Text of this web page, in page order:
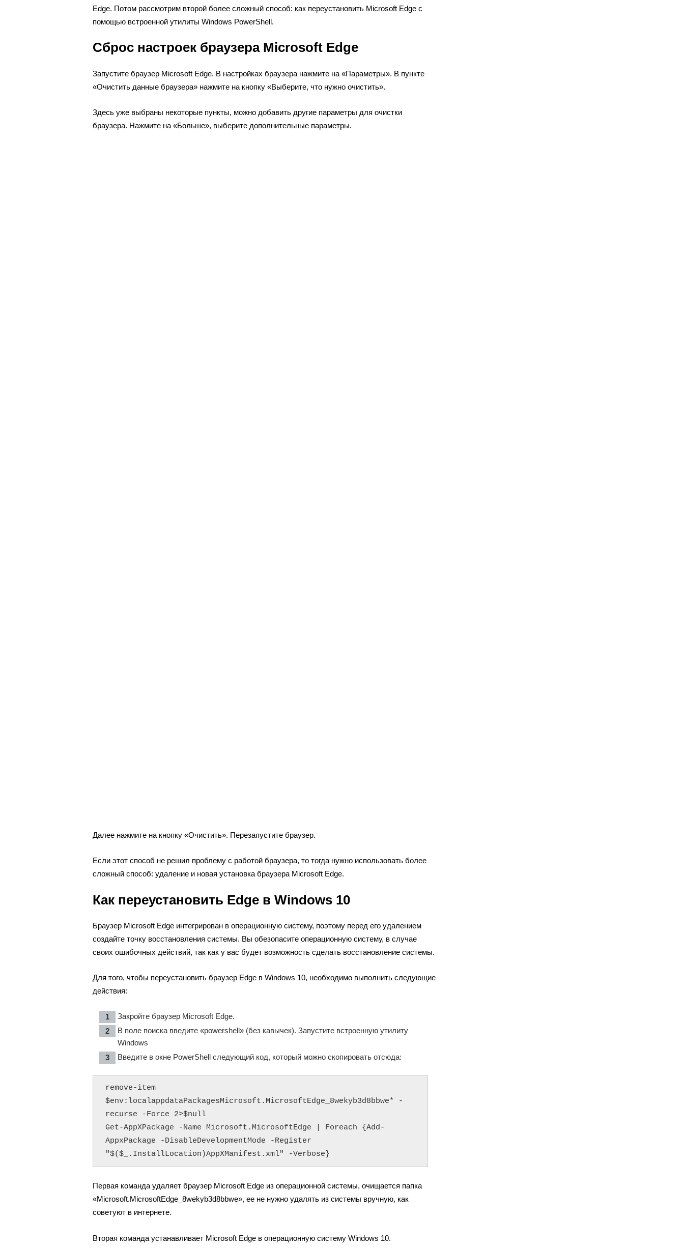
Edge. Потом рассмотрим второй более сложный способ: как переустановить Microsoft Edge с
помощью встроенной утилиты Windows PowerShell.
Сброс настроек браузера Microsoft Edge
Запустите браузер Microsoft Edge. В настройках браузера нажмите на «Параметры». В пункте
«Очистить данные браузера» нажмите на кнопку «Выберите, что нужно очистить».
Здесь уже выбраны некоторые пункты, можно добавить другие параметры для очистки
браузера. Нажмите на «Больше», выберите дополнительные параметры.
Далее нажмите на кнопку «Очистить». Перезапустите браузер.
Если этот способ не решил проблему с работой браузера, то тогда нужно использовать более
сложный способ: удаление и новая установка браузера Microsoft Edge.
Как переустановить Edge в Windows 10
Браузер Microsoft Edge интегрирован в операционную систему, поэтому перед его удалением
создайте точку восстановления системы. Вы обезопасите операционную систему, в случае
своих ошибочных действий, так как у вас будет возможность сделать восстановление системы.
Для того, чтобы переустановить браузер Edge в Windows 10, необходимо выполнить следующие
действия:
Закройте браузер Microsoft Edge.
В поле поиска введите «powershell» (без кавычек). Запустите встроенную утилиту
Windows
Введите в окне PowerShell следующий код, который можно скопировать отсюда:
remove-item
$env:localappdataPackagesMicrosoft.MicrosoftEdge_8wekyb3d8bbwe* -
recurse -Force 2>$null
Get-AppXPackage -Name Microsoft.MicrosoftEdge | Foreach {Add-
AppxPackage -DisableDevelopmentMode -Register
"$($_.InstallLocation)AppXManifest.xml" -Verbose}
Первая команда удаляет браузер Microsoft Edge из операционной системы, очищается папка
«Microsoft.MicrosoftEdge_8wekyb3d8bbwe», ее не нужно удалять из системы вручную, как
советуют в интернете.
Вторая команда устанавливает Microsoft Edge в операционную систему Windows 10.